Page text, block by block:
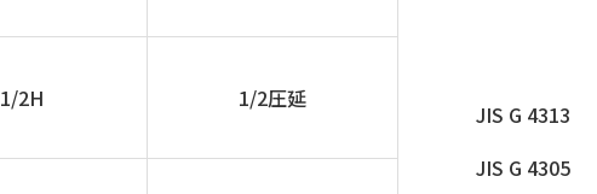
JIS G 4313
JIS G 4305
1/2H 1/2圧延